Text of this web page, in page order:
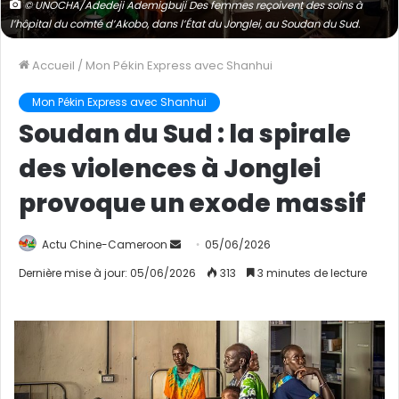
© UNOCHA/Adedeji Ademigbuji Des femmes reçoivent des soins à
l’hôpital du comté d’Akobo, dans l’État du Jonglei, au Soudan du Sud.
Accueil / Mon Pékin Express avec Shanhui
Mon Pékin Express avec Shanhui
Soudan du Sud : la spirale
des violences à Jonglei
provoque un exode massif
Actu Chine-Cameroon
n
e
r
u
05/06/2026
Dernière mise à jour: 05/06/2026
313 3 minutes de lecture